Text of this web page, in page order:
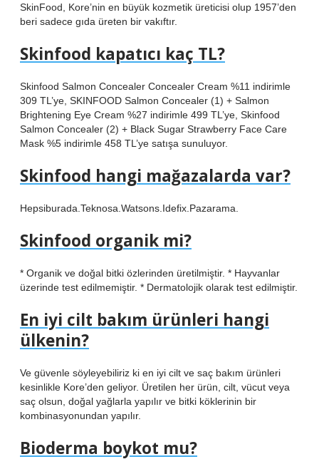
SkinFood, Kore’nin en büyük kozmetik üreticisi olup 1957’den
beri sadece gıda üreten bir vakıftır.
Skinfood kapatıcı kaç TL?
Skinfood Salmon Concealer Concealer Cream %11 indirimle
309 TL’ye, SKINFOOD Salmon Concealer (1) + Salmon
Brightening Eye Cream %27 indirimle 499 TL’ye, Skinfood
Salmon Concealer (2) + Black Sugar Strawberry Face Care
Mask %5 indirimle 458 TL’ye satışa sunuluyor.
Skinfood hangi mağazalarda var?
Hepsiburada.Teknosa.Watsons.Idefix.Pazarama.
Skinfood organik mi?
* Organik ve doğal bitki özlerinden üretilmiştir. * Hayvanlar
üzerinde test edilmemiştir. * Dermatolojik olarak test edilmiştir.
En iyi cilt bakım ürünleri hangi
ülkenin?
Ve güvenle söyleyebiliriz ki en iyi cilt ve saç bakım ürünleri
kesinlikle Kore’den geliyor. Üretilen her ürün, cilt, vücut veya
saç olsun, doğal yağlarla yapılır ve bitki köklerinin bir
kombinasyonundan yapılır.
Bioderma boykot mu?